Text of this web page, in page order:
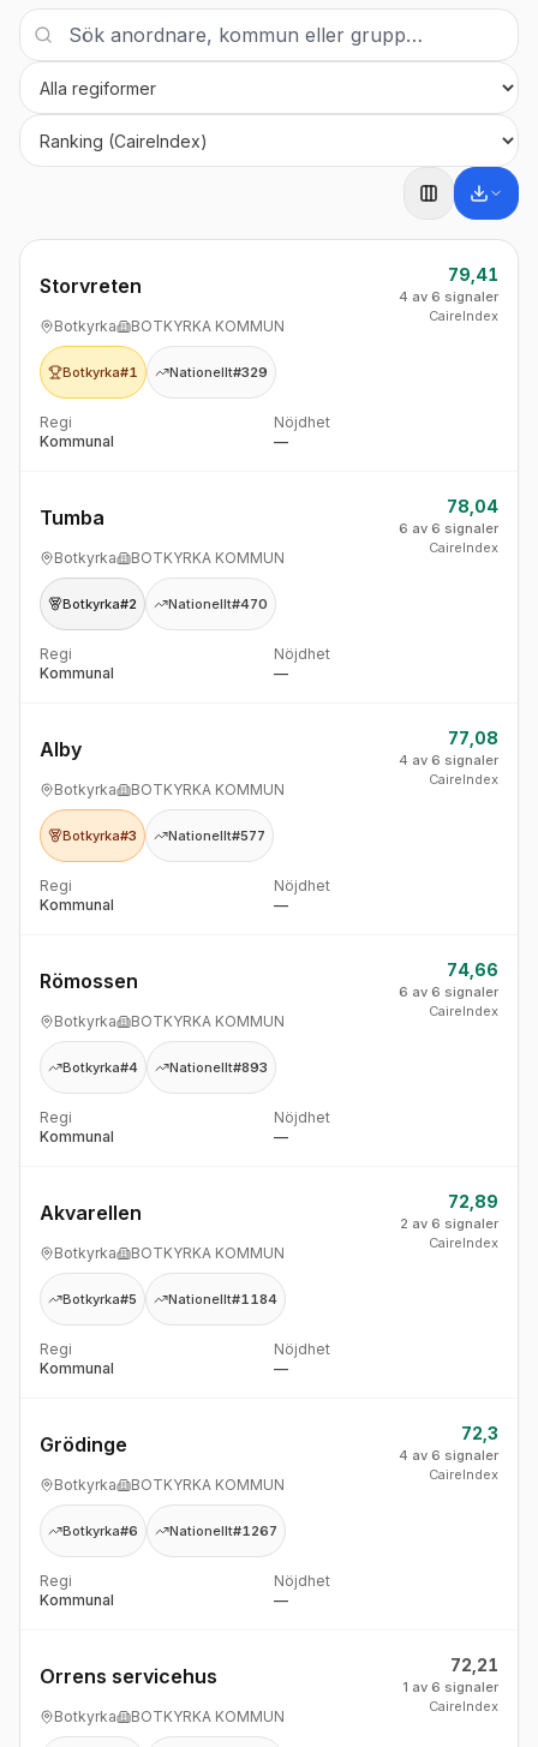
Storvreten
Botkyrka BOTKYRKA KOMMUN
79,41
4 av 6 signaler
CaireIndex
Botkyrka#1 Nationellt#329
Regi
Kommunal
Nöjdhet
—
Tumba
Botkyrka BOTKYRKA KOMMUN
78,04
6 av 6 signaler
CaireIndex
Botkyrka#2 Nationellt#470
Regi
Kommunal
Nöjdhet
—
Alby
Botkyrka BOTKYRKA KOMMUN
77,08
4 av 6 signaler
CaireIndex
Botkyrka#3 Nationellt#577
Regi
Kommunal
Nöjdhet
—
Römossen
Botkyrka BOTKYRKA KOMMUN
74,66
6 av 6 signaler
CaireIndex
Botkyrka#4 Nationellt#893
Regi
Kommunal
Nöjdhet
—
Akvarellen
Botkyrka BOTKYRKA KOMMUN
72,89
2 av 6 signaler
CaireIndex
Botkyrka#5 Nationellt#1184
Regi
Kommunal
Nöjdhet
—
Grödinge
Botkyrka BOTKYRKA KOMMUN
72,3
4 av 6 signaler
CaireIndex
Botkyrka#6 Nationellt#1267
Regi
Kommunal
Nöjdhet
—
Orrens servicehus
Botkyrka BOTKYRKA KOMMUN
72,21
1 av 6 signaler
CaireIndex